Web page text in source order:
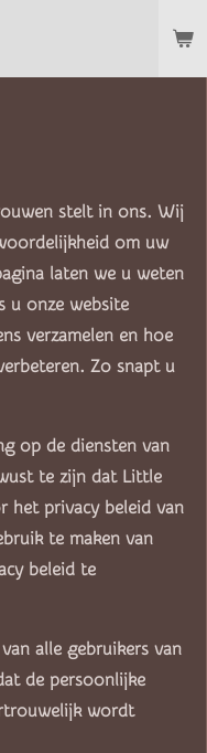
stelt in ons. Wij
om uw
laten we u weten
u onze website
verzamelen en hoe
Zo snapt u
op de diensten van
te zijn dat Little
het privacy beleid van
te maken van
beleid te
alle gebruikers van
de persoonlijke
wordt